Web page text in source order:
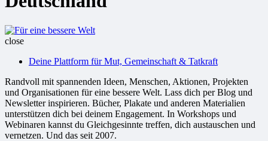
Für
Welt
close
Deine Plattform für Mut, Gemeinschaft & Tatkraft
Randvoll mit spannenden Ideen, Menschen, Aktionen, Projekten
und Organisationen für eine bessere Welt. Lass dich per Blog und
Newsletter inspirieren. Bücher, Plakate und anderen Materialien
unterstützen dich bei deinem Engagement. In Workshops und
Webinaren kannst du Gleichgesinnte treffen, dich austauschen und
vernetzen. Und das seit 2007.